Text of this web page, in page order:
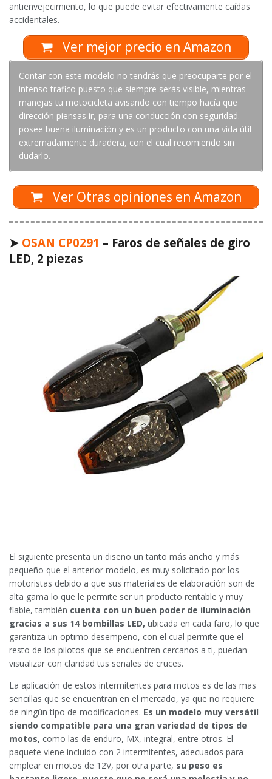
antienvejecimiento, lo que puede evitar efectivamente caídas
accidentales.
Ver mejor precio en Amazon
Contar con este modelo no tendrás que preocuparte por el
intenso trafico puesto que siempre serás visible, mientras
manejas tu motocicleta avisando con tiempo hacía que
dirección piensas ir, para una conducción con seguridad.
posee buena iluminación y es un producto con una vida útil
extremadamente duradera, con el cual recomiendo sin
dudarlo.
Ver Otras opiniones en Amazon
➤ OSAN CP0291 – Faros de señales de giro
LED, 2 piezas
El siguiente presenta un diseño un tanto más ancho y más
pequeño que el anterior modelo, es muy solicitado por los
motoristas debido a que sus materiales de elaboración son de
alta gama lo que le permite ser un producto rentable y muy
fiable, también cuenta con un buen poder de iluminación
gracias a sus 14 bombillas LED, ubicada en cada faro, lo que
garantiza un optimo desempeño, con el cual permite que el
resto de los pilotos que se encuentren cercanos a ti, puedan
visualizar con claridad tus señales de cruces.
La aplicación de estos intermitentes para motos es de las mas
sencillas que se encuentran en el mercado, ya que no requiere
de ningún tipo de modificaciones. Es un modelo muy versátil
siendo compatible para una gran variedad de tipos de
motos, como las de enduro, MX, integral, entre otros. El
paquete viene incluido con 2 intermitentes, adecuados para
emplear en motos de 12V, por otra parte, su peso es